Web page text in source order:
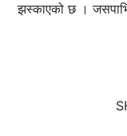
झस्काएको छ ।